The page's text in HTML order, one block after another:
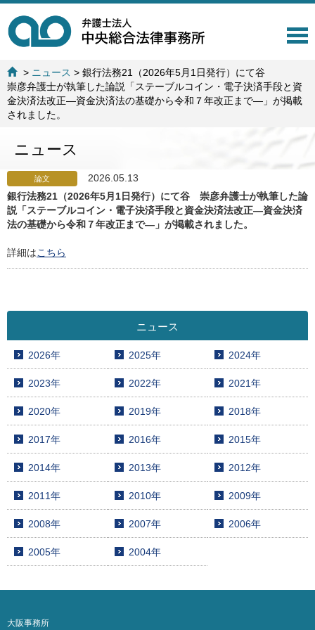
T
l
e
t
i
> ニュース >銀行法務21（2026年5月1日発行）にて谷
崇彦弁護士が執筆した論説「ステーブルコイン・電子決済手段と資
金決済法改正―資金決済法の基礎から令和７年改正まで―」が掲載
されました。
ニュース
論文
2026.05.13
銀行法務21（2026年5月1日発行）にて谷 崇彦弁護士が執筆した論
説「ステーブルコイン・電子決済手段と資金決済法改正―資金決済
法の基礎から令和７年改正まで―」が掲載されました。
詳細はこちら
ニュース
2026年 2025年 2024年
2023年 2022年 2021年
2020年 2019年 2018年
2017年 2016年 2015年
2014年 2013年 2012年
2011年 2010年 2009年
2008年 2007年 2006年
2005年 2004年
大阪事務所